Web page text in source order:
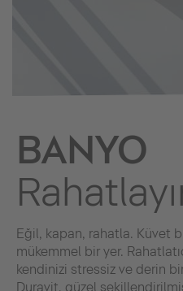
BANYO
Eğil, kapan, rahatla. Küvet
mükemmel bir yer.
kendinizi stressiz ve derin
Duravit, güzel